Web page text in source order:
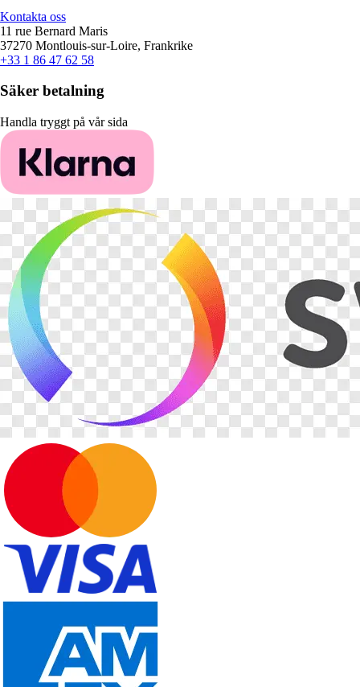
Kontakta oss
11 rue Bernard Maris
37270 Montlouis-sur-Loire, Frankrike
+33 1 86 47 62 58
Säker betalning
Handla tryggt på vår sida